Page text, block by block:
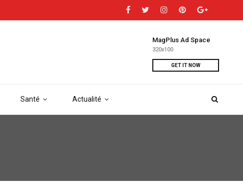
Santé Actualité
MagPlus Ad Space
320x100
GET IT NOW